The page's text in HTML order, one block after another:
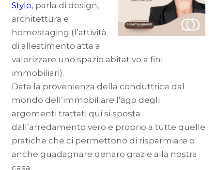
Style, parla di design,
architettura e
homestaging (l’attività
di allestimento atta a
valorizzare uno spazio abitativo a fini
immobiliari).
Data la provenienza della conduttrice dal
mondo dell’immobiliare l’ago degli
argomenti trattati qui si sposta
dall’arredamento vero e proprio a tutte quelle
pratiche che ci permettono di risparmiare o
anche guadagnare denaro grazie alla nostra
casa.